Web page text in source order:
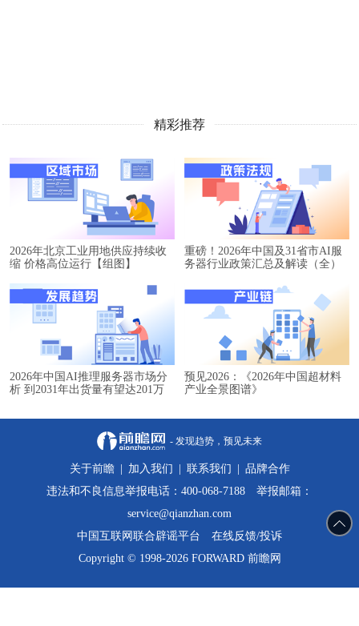
精彩推荐
2026年北京工业用地供应持续收
缩 价格高位运行【组图】
重磅！2026年中国及31省市AI服
务器行业政策汇总及解读（全）
2026年中国AI推理服务器市场分
析 到2031年出货量有望达201万
预见2026：《2026年中国超材料
产业全景图谱》
- 发现趋势，预见未来
关于前瞻 加入我们 联系我们
品牌合作
违法和不良信息举报电话：400-068-7188 举报邮箱：
service@qianzhan.com
中国互联网联合辟谣平台
在线反馈/投诉
Copyright © 1998-2026 FORWARD 前瞻网